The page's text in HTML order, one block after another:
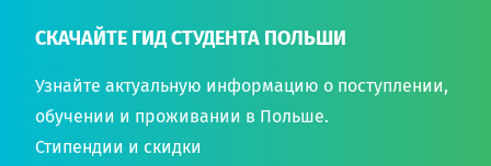
СКАЧАЙТЕ ГИД СТУДЕНТА ПОЛЬШИ
Узнайте актуальную информацию о поступлении,
обучении и проживании в Польше.
Стипендии и скидки